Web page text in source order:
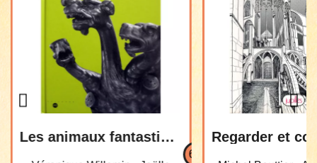
6,00 €
Les animaux fantastiques